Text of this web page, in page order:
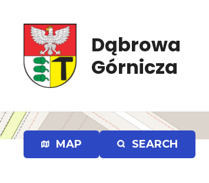
o
t
Dąbrowa
Górnicza
MAP SEARCH